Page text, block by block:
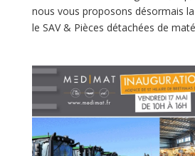
nous vous proposons désormais
le SAV & Pièces détachées de